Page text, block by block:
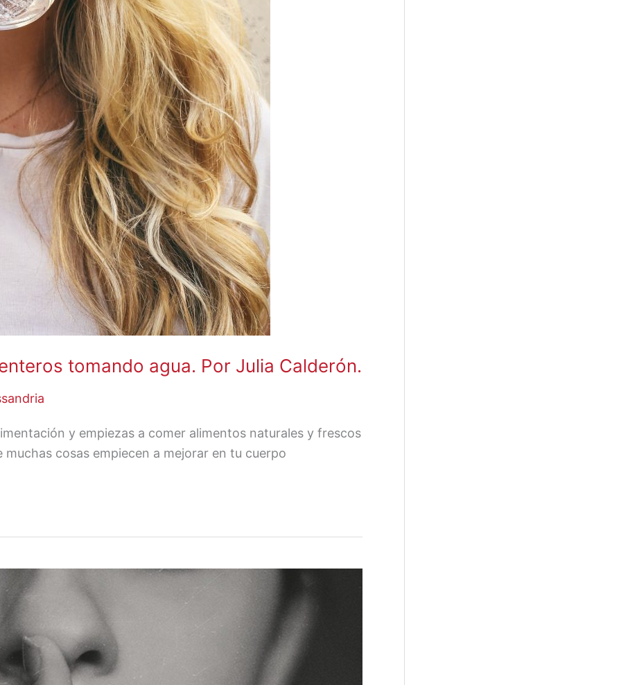
tomando agua. Por Julia Calderón.
y empiezas a comer alimentos naturales y frescos
cosas empiecen a mejorar en tu cuerpo